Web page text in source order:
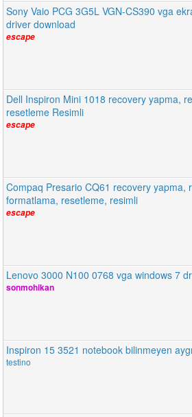
Sony Vaio PCG 3G5L VGN-CS390 vga
driver download
escape
Dell Inspiron Mini 1018 recovery yapma,
resetleme Resimli
escape
Compaq Presario CQ61 recovery yapma,
formatlama, resetleme, resimli
escape
Lenovo 3000 N100 0768 vga windows 7
sonmohikan
Inspiron 15 3521 notebook bilinmeyen
testino